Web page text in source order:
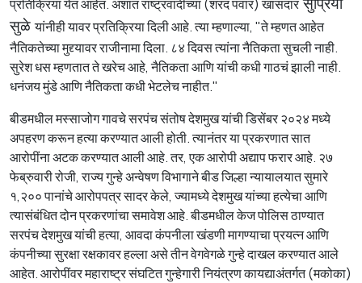
प्रतिक्रिया येत आहेत. अशात राष्ट्रवादीच्या (शरद पवार) खासदारसुप्रिया
सुळेयांनीही यावर प्रतिक्रिया दिली आहे. त्या म्हणाल्या, "ते म्हणत आहेत
नैतिकतेच्या मुद्द्यावर राजीनामा दिला. ८४ दिवस त्यांना नैतिकता सुचली नाही.
सुरेश धस म्हणतात ते खरेच आहे, नैतिकता आणि यांची कधी गाठचं झाली नाही.
धनंजय मुंडे आणि नैतिकता कधी भेटलेच नाहीत."
बीडमधील मस्साजोग गावचे सरपंच संतोष देशमुख यांची डिसेंबर २०२४ मध्ये
अपहरण करून हत्या करण्यात आली होती. त्यानंतर या प्रकरणात सात
आरोपींना अटक करण्यात आली आहे. तर, एक आरोपी अद्याप फरार आहे. २७
फेब्रुवारी रोजी, राज्य गुन्हे अन्वेषण विभागाने बीड जिल्हा न्यायालयात सुमारे
१,२०० पानांचे आरोपपत्र सादर केले, ज्यामध्ये देशमुख यांच्या हत्येचा आणि
त्यासंबंधित दोन प्रकरणांचा समावेश आहे. बीडमधील केज पोलिस ठाण्यात
सरपंच देशमुख यांची हत्या, आवदा कंपनीला खंडणी मागण्याचा प्रयत्न आणि
कंपनीच्या सुरक्षा रक्षकावर हल्ला असे तीन वेगवेगळे गुन्हे दाखल करण्यात आले
आहेत. आरोपींवर महाराष्ट्र संघटित गुन्हेगारी नियंत्रण कायद्याअंतर्गत (मकोका)